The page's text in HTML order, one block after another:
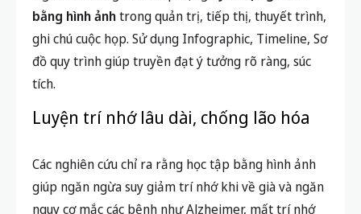
tích.
Luyện trí nhớ lâu dài, chống lão hóa
Các nghiên cứu chỉ ra rằng học tập bằng hình ảnh
giúp ngăn ngừa suy giảm trí nhớ khi về già và ngăn
tuổi già (Nguồn:alzheimer’s association). Nếu bạn
muốn mở rộng kiến thức, hãy ghé thămchuyên
mục Kiến thứcđể tích lũy mẹo học và nhớ lâu dài.